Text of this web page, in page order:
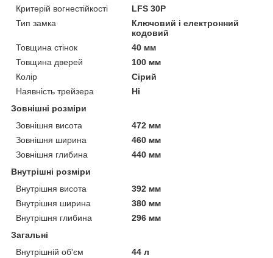
Критерій вогнестійкості
LFS 30P
Тип замка
Ключовий і електронний
кодовий
Товщина стінок
40 мм
Товщина дверей
100 мм
Колір
Сірий
Наявність трейзера
Ні
Зовнішні розміри
Зовнішня висота
472 мм
Зовнішня ширина
460 мм
Зовнішня глибина
440 мм
Внутрішні розміри
Внутрішня висота
392 мм
Внутрішня ширина
380 мм
Внутрішня глибина
296 мм
Загальні
Внутрішній об'єм
44 л